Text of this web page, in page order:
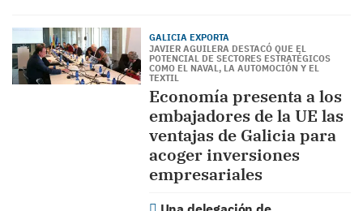
GALICIA EXPORTA
JAVIER AGUILERA DESTACÓ QUE EL
POTENCIAL DE SECTORES ESTRATÉGICOS
COMO EL NAVAL, LA AUTOMOCIÓN Y EL
TEXTIL
Economía presenta a los
embajadores de la UE las
ventajas de Galicia para
acoger inversiones
empresariales